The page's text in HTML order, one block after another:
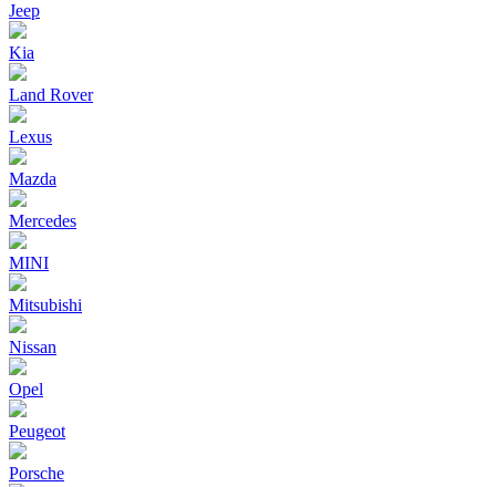
Jeep
Kia
Land Rover
Lexus
Mazda
Mercedes
MINI
Mitsubishi
Nissan
Opel
Peugeot
Porsche